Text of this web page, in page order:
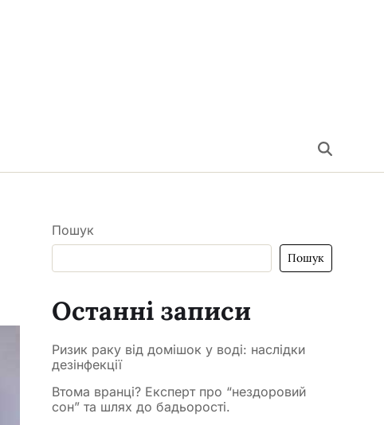
Пошук
Пошук
Останні записи
Ризик раку від домішок у воді: наслідки
дезінфекції
Втома вранці? Експерт про “нездоровий
сон” та шлях до бадьорості.